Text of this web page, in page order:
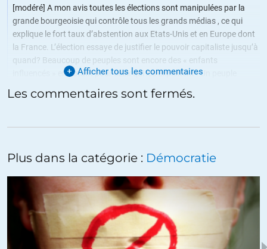
[modéré] A mon avis toutes les élections sont manipulées par la
grande bourgeoisie qui contrôle tous les grands médias , ce qui
explique le fort taux d’abstention aux Etats-Unis et en Europe dont
la France. L’élection essaye de justifier le pouvoir capitaliste jusqu’à
quand? Beaucoup de peuples sont encore des « enfants
influencés » en votant pour ceux qui les exploitent . Un peuple
de vie face à une caste qui se gave de privilèges comme la noblesse
s’effondre avec un chômage massif . Nous sommes peut-être en
+18 ALERTER
vinel // 23.02.2018 à 19h30
Je pense qu’il faut retenir dans la situation actuelle les points
Afficher tous les commentaires
Les commentaires sont fermés.
Plus dans la catégorie : Démocratie